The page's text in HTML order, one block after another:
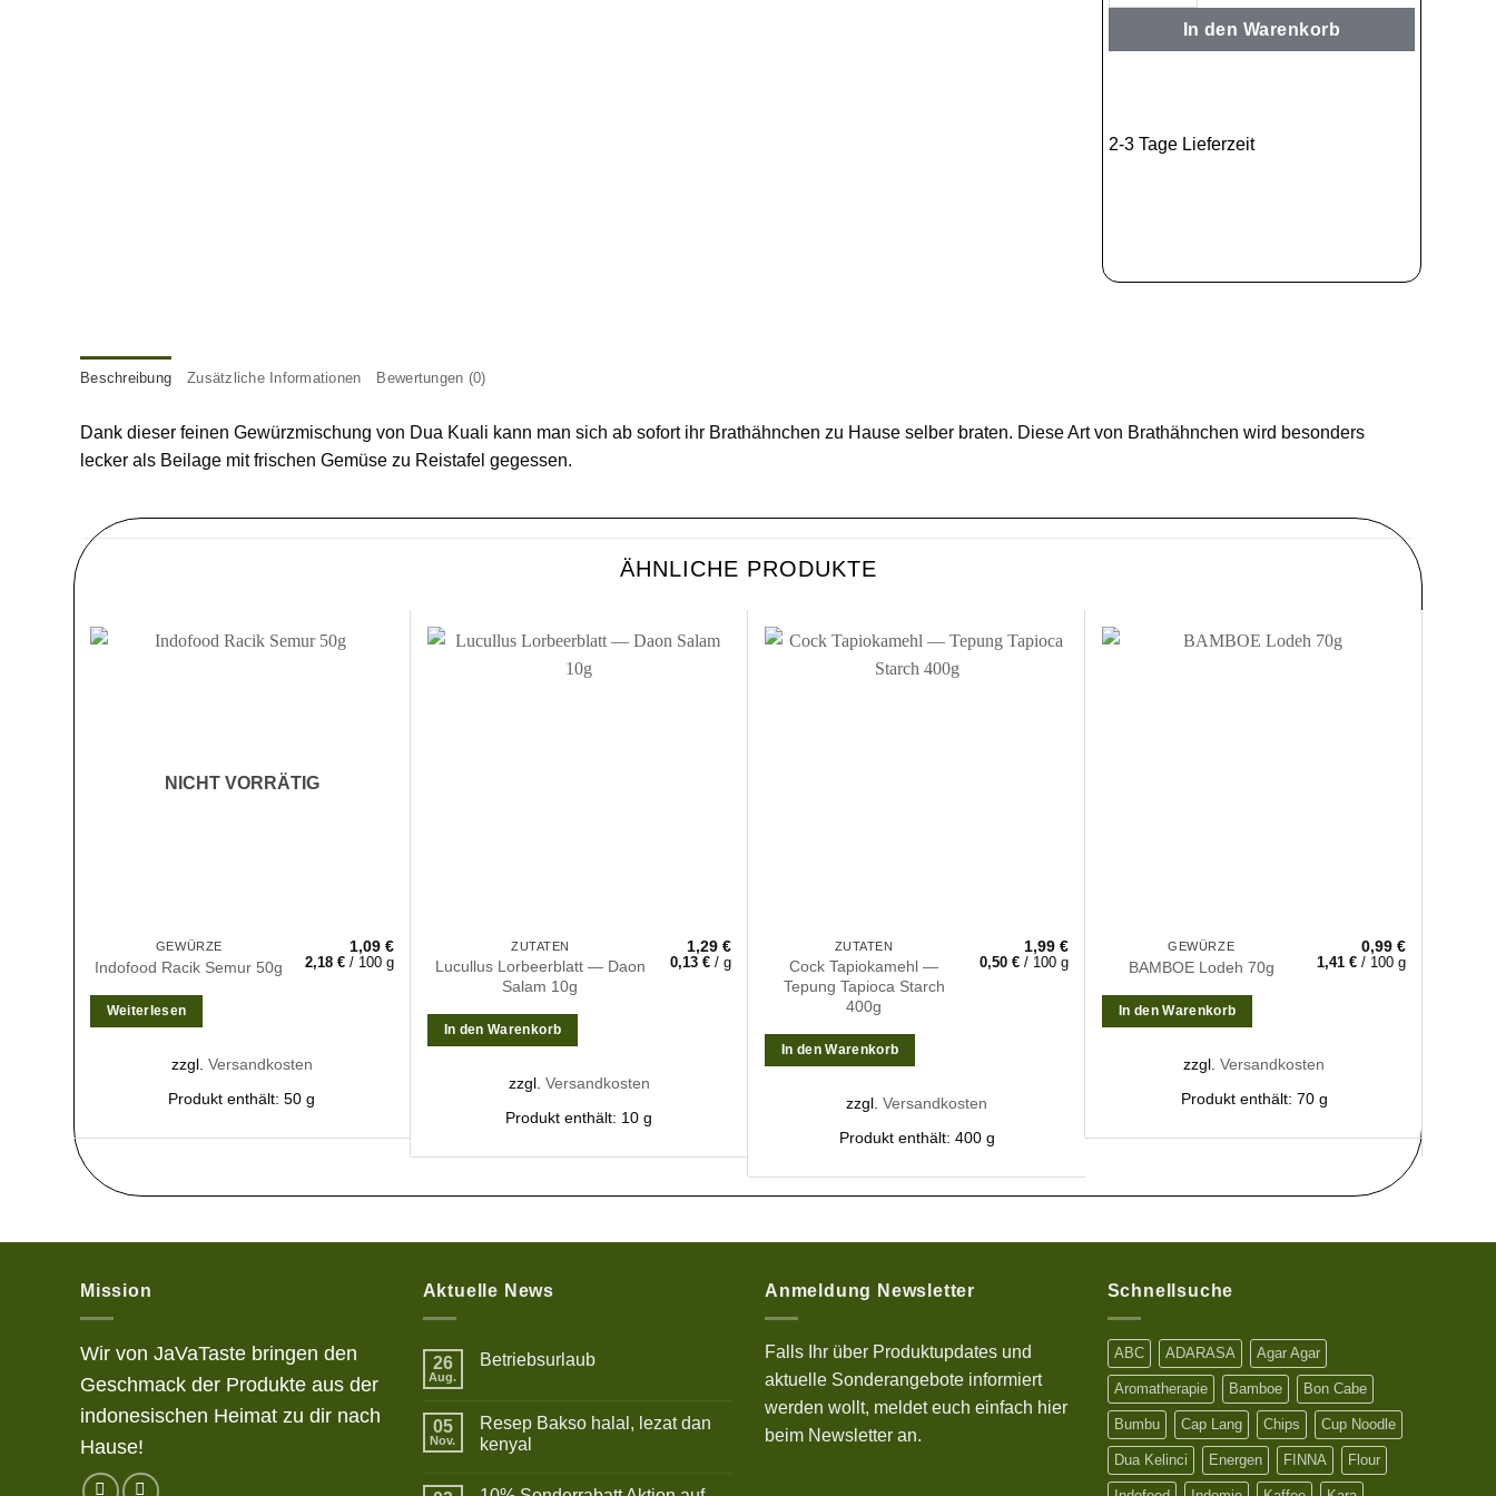
In den Warenkorb
2-3 Tage Lieferzeit
Beschreibung Zusätzliche Informationen Bewertungen (0)
Dank dieser feinen Gewürzmischung von Dua Kuali kann man sich ab sofort ihr Brathähnchen zu Hause selber braten. Diese Art von Brathähnchen wird besonders
lecker als Beilage mit frischen Gemüse zu Reistafel gegessen.
ÄHNLICHE PRODUKTE
NICHT VORRÄTIG
GEWÜRZE
Indofood Racik Semur 50g
1,09 €
2,18 €/ 100 g
Weiterlesen
zzgl. Versandkosten
Produkt enthält: 50g
ZUTATEN
Lucullus Lorbeerblatt — Daon
Salam 10g
1,29 €
0,13 € / g
In den Warenkorb
zzgl. Versandkosten
Produkt enthält: 10g
ZUTATEN
Cock Tapiokamehl —
Tepung Tapioca Starch
400g
1,99€
0,50€ / 100 g
In den Warenkorb
zzgl.Versandkosten
Produkt enthält: 400 g
GEWÜRZE
BAMBOE Lodeh 70g
0,99€
1,41€ / 100 g
In den Warenkorb
zzgl.Versandkosten
Produkt enthält: 70 g
Mission
Wir von JaVaTaste bringen den
Geschmack der Produkte aus der
indonesischen Heimat zu dir nach
Hause!
Aktuelle News
26
Aug.
Betriebsurlaub
Betriebsurlaub
05
Nov.
Resep Bakso halal, lezat dan
kenyal
Anmeldung Newsletter
Falls Ihr über Produktupdates und
aktuelle Sonderangebote informiert
werden wollt, meldet euch einfach hier
beim Newsletter an.
Schnellsuche
ABC ADARASA Agar Agar
Aromatherapie Bamboe Bon Cabe
Bumbu Cap Lang Chips Cup Noodle
Dua Kelinci Energen FINNA Flour